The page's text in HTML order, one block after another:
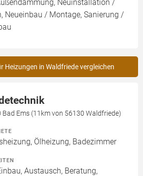
Neuinstallation /
Neueinbau / Montage, Sanierung /
Heizungen in Waldfriede vergleichen
Bad Ems (11km von 56130 Waldfriede)
Ölheizung, Badezimmer
Austausch, Beratung,